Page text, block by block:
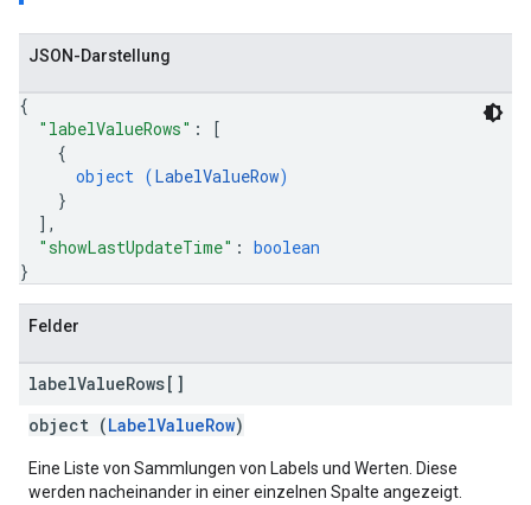
JSON-Darstellung
{
"labelValueRows" :
[
{
object (LabelValueRow)
}
] ,
"showLastUpdateTime" : boolean
}
Felder
labelValueRows[]
object (LabelValueRow)
Eine Liste von Sammlungen von Labels und Werten. Diese
werden nacheinander in einer einzelnen Spalte angezeigt.